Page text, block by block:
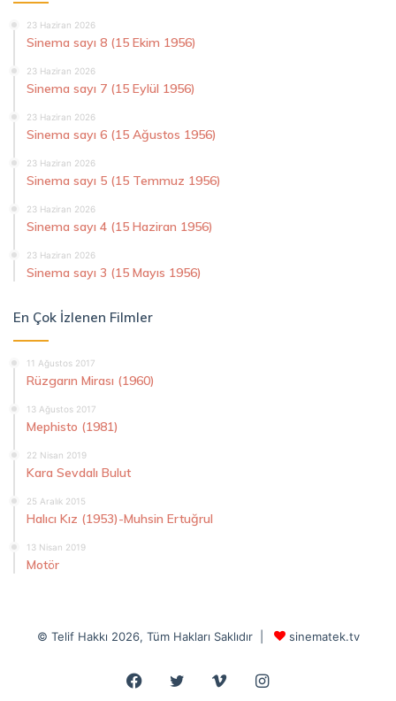
23 Haziran 2026
Sinema sayı 8 (15 Ekim 1956)
23 Haziran 2026
Sinema sayı 7 (15 Eylül 1956)
23 Haziran 2026
Sinema sayı 6 (15 Ağustos 1956)
23 Haziran 2026
Sinema sayı 5 (15 Temmuz 1956)
23 Haziran 2026
Sinema sayı 4 (15 Haziran 1956)
23 Haziran 2026
Sinema sayı 3 (15 Mayıs 1956)
En Çok İzlenen Filmler
11 Ağustos 2017
Rüzgarın Mirası (1960)
13 Ağustos 2017
Mephisto (1981)
22 Nisan 2019
Kara Sevdalı Bulut
25 Aralık 2015
Halıcı Kız (1953)-Muhsin Ertuğrul
13 Nisan 2019
Motör
© Telif Hakkı 2026, Tüm Hakları Saklıdır | sinematek.tv
Facebook
Twitter VimeoInstagram